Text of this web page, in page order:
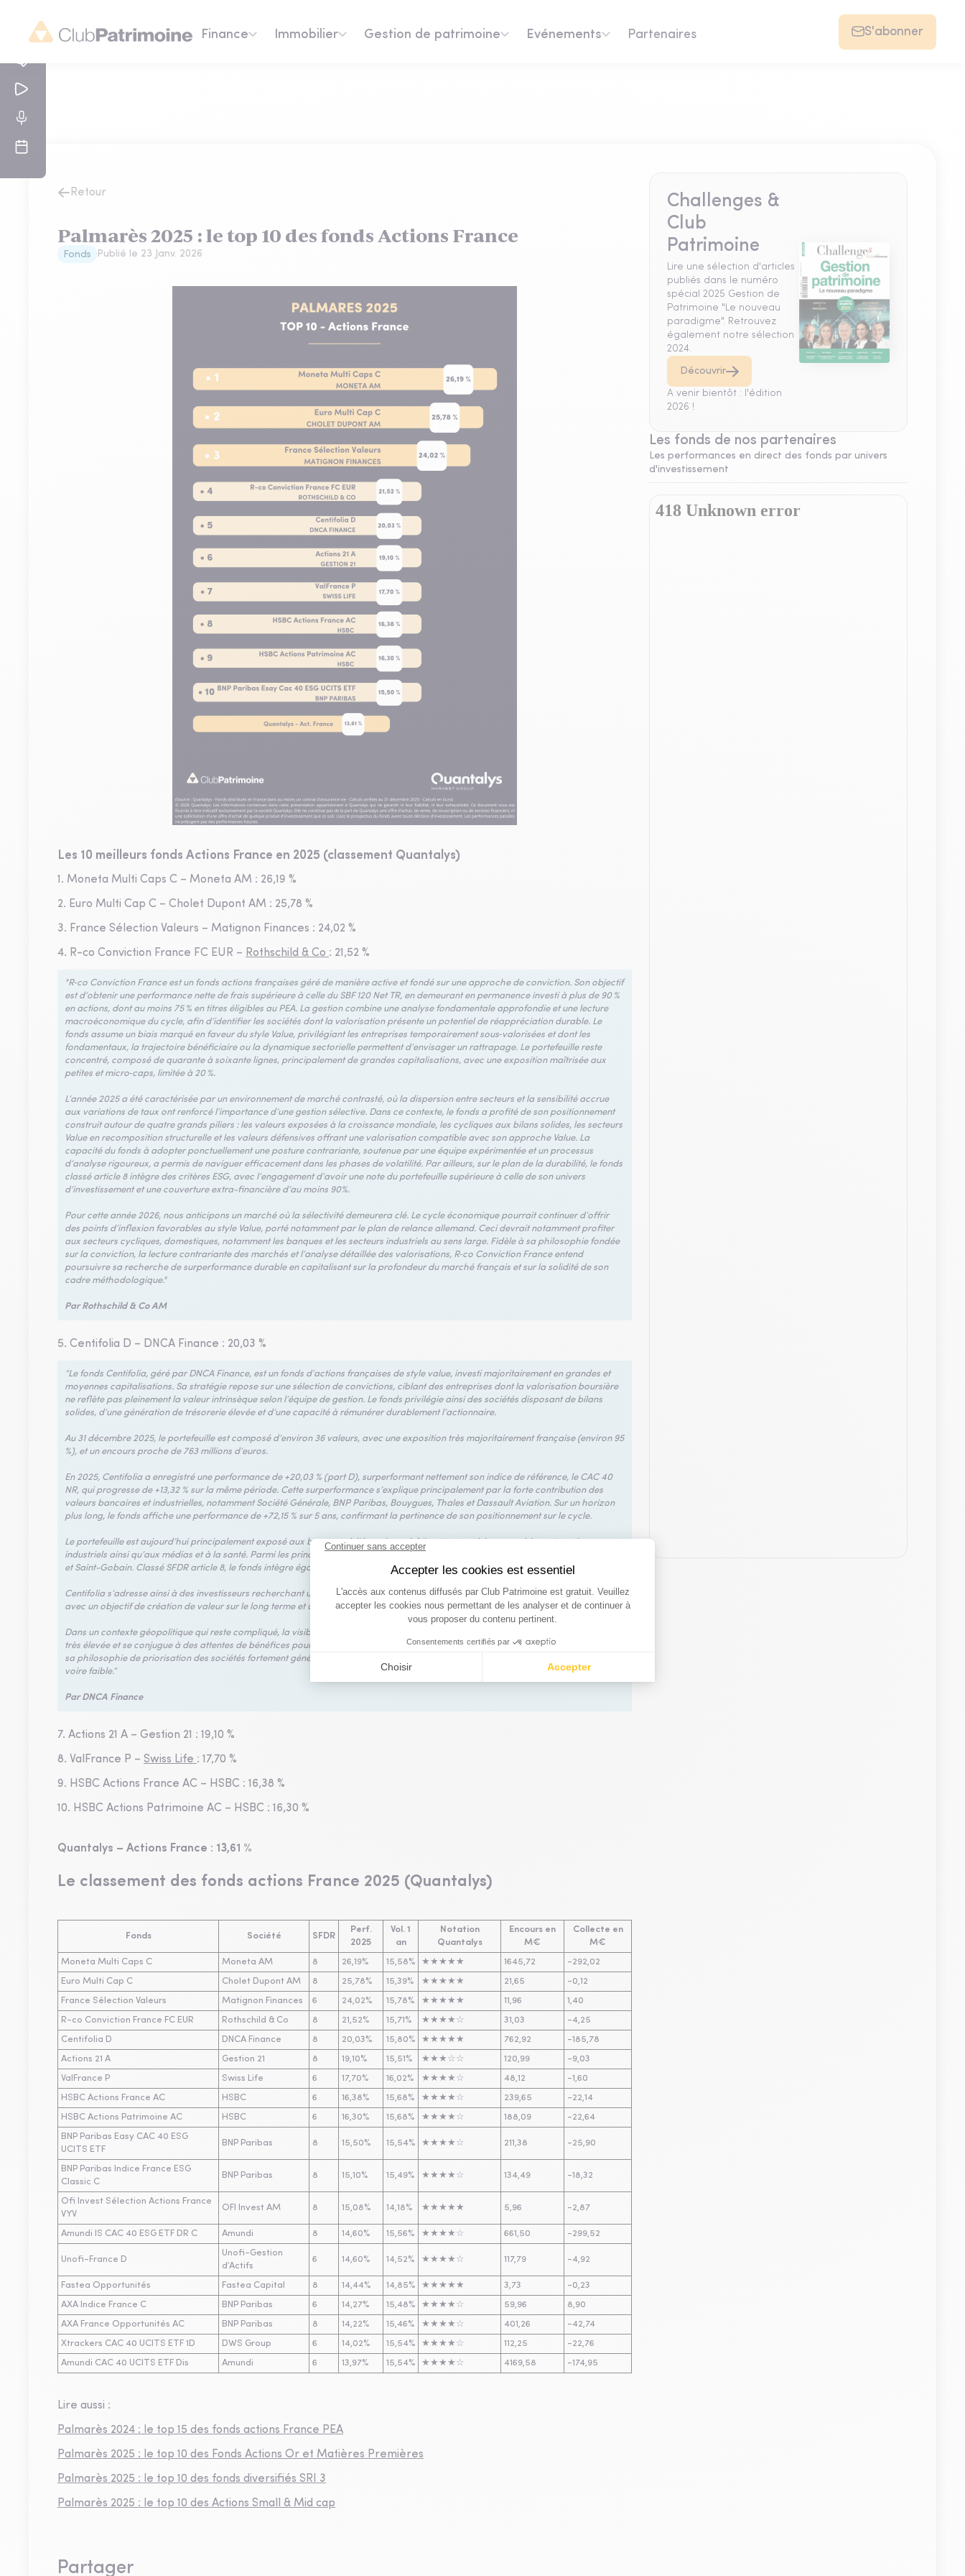
Finance Immobilier Gestion de patrimoine Evénements Partenaires S'abonner
Retour
Palmarès 2025 : le top 10 des fonds Actions France
Fonds Publié le 23 Janv. 2026
Les 10 meilleurs fonds Actions France en 2025 (classement Quantalys)
1. Moneta Multi Caps C – Moneta AM : 26,19 %
2. Euro Multi Cap C – Cholet Dupont AM : 25,78 %
3. France Sélection Valeurs – Matignon Finances : 24,02 %
4. R-co Conviction France FC EUR – Rothschild & Co : 21,52 %
"R‑co Conviction France est un fonds actions françaises géré de manière active et fondé sur une approche de conviction. Son objectif
est d’obtenir une performance nette de frais supérieure à celle du SBF 120 Net TR, en demeurant en permanence investi à plus de 90 %
en actions, dont au moins 75 % en titres éligibles au PEA. La gestion combine une analyse fondamentale approfondie et une lecture
macroéconomique du cycle, afin d’identifier les sociétés dont la valorisation présente un potentiel de réappréciation durable. Le
fonds assume un biais marqué en faveur du style Value, privilégiant les entreprises temporairement sous‑valorisées et dont les
fondamentaux, la trajectoire bénéficiaire ou la dynamique sectorielle permettent d’envisager un rattrapage. Le portefeuille reste
concentré, composé de quarante à soixante lignes, principalement de grandes capitalisations, avec une exposition maîtrisée aux
petites et micro‑caps, limitée à 20 %.
L’année 2025 a été caractérisée par un environnement de marché contrasté, où la dispersion entre secteurs et la sensibilité accrue
aux variations de taux ont renforcé l’importance d’une gestion sélective. Dans ce contexte, le fonds a profité de son positionnement
construit autour de quatre grands piliers : les valeurs exposées à la croissance mondiale, les cycliques aux bilans solides, les secteurs
Value en recomposition structurelle et les valeurs défensives offrant une valorisation compatible avec son approche Value. La
capacité du fonds à adopter ponctuellement une posture contrariante, soutenue par une équipe expérimentée et un processus
d’analyse rigoureux, a permis de naviguer efficacement dans les phases de volatilité. Par ailleurs, sur le plan de la durabilité, le fonds
classé article 8 intègre des critères ESG, avec l’engagement d’avoir une note du portefeuille supérieure à celle de son univers
d’investissement et une couverture extra-financière d’au moins 90%.
Pour cette année 2026, nous anticipons un marché où la sélectivité demeurera clé. Le cycle économique pourrait continuer d’offrir
des points d’inflexion favorables au style Value, porté notamment par le plan de relance allemand. Ceci devrait notamment profiter
aux secteurs cycliques, domestiques, notamment les banques et les secteurs industriels au sens large. Fidèle à sa philosophie fondée
sur la conviction, la lecture contrariante des marchés et l’analyse détaillée des valorisations, R‑co Conviction France entend
poursuivre sa recherche de surperformance durable en capitalisant sur la profondeur du marché français et sur la solidité de son
cadre méthodologique."
Par Rothschild & Co AM
5. Centifolia D – DNCA Finance : 20,03 %
“Le fonds Centifolia, géré par DNCA Finance, est un fonds d’actions françaises de style value, investi majoritairement en grandes et
moyennes capitalisations. Sa stratégie repose sur une sélection de convictions, ciblant des entreprises dont la valorisation boursière
ne reflète pas pleinement la valeur intrinsèque selon l’équipe de gestion. Le fonds privilégie ainsi des sociétés disposant de bilans
solides, d’une génération de trésorerie élevée et d’une capacité à rémunérer durablement l’actionnaire.
Au 31 décembre 2025, le portefeuille est composé d’environ 36 valeurs, avec une exposition très majoritairement française (environ 95
%), et un encours proche de 763 millions d’euros.
En 2025, Centifolia a enregistré une performance de +20,03 % (part D), surperformant nettement son indice de référence, le CAC 40
NR, qui progresse de +13,32 % sur la même période. Cette surperformance s’explique principalement par la forte contribution des
valeurs bancaires et industrielles, notamment Société Générale, BNP Paribas, Bouygues, Thales et Dassault Aviation. Sur un horizon
plus long, le fonds affiche une performance de +72,15 % sur 5 ans, confirmant la pertinence de son positionnement sur le cycle.
Le portefeuille est aujourd’hui principalement exposé aux banques, à l’énergie, au bâtiment et matériaux, aux biens et services
industriels ainsi qu’aux médias et à la santé. Parmi les principales lignes figurent TotalEnergies, BNP Paribas, Sanofi, Société Générale
et Saint-Gobain. Classé SFDR article 8, le fonds intègre également des critères extra-financiers dans son processus de gestion.
Centifolia s’adresse ainsi à des investisseurs recherchant une exposition aux actions françaises, via une gestion active et disciplinée,
avec un objectif de création de valeur sur le long terme et une capacité démontrée à surperformer son indice de référence.
Dans un contexte géopolitique qui reste compliqué, la visibilité pour 2026 est faible. La valorisation des marchés reste historiquement
très élevée et se conjugue à des attentes de bénéfices pour 2026 optimistes. Dans cet environnement, Centifolia aborde 2026 fidèle à
sa philosophie de priorisation des sociétés fortement génératrices de cash avec un bilan sain et dont la valorisation est raisonnable
voire faible.”
Par DNCA Finance
7. Actions 21 A – Gestion 21 : 19,10 %
8. ValFrance P – Swiss Life : 17,70 %
9. HSBC Actions France AC – HSBC : 16,38 %
10. HSBC Actions Patrimoine AC – HSBC : 16,30 %
Quantalys – Actions France : 13,61 %
Le classement des fonds actions France 2025 (Quantalys)
Fonds Société SFDR
Perf.
2025
Vol. 1
an
Notation
Quantalys
Encours en
M€
Collecte en
M€
Moneta Multi Caps C Moneta AM 8 26,19% 15,58% ★★★★★ 1645,72 -292,02
Euro Multi Cap C Cholet Dupont AM 8 25,78% 15,39% ★★★★★ 21,65 -0,12
France Sélection Valeurs Matignon Finances 6 24,02% 15,78% ★★★★★ 11,96 1,40
R-co Conviction France FC EUR Rothschild & Co 8 21,52% 15,71% ★★★★☆ 31,03 -4,25
Centifolia D DNCA Finance 8 20,03% 15,80% ★★★★★ 762,92 -185,78
Actions 21 A Gestion 21 8 19,10% 15,51% ★★★☆☆ 120,99 -9,03
ValFrance P Swiss Life 6 17,70% 16,02% ★★★★☆ 48,12 -1,60
HSBC Actions France AC HSBC 6 16,38% 15,68% ★★★★☆ 239,65 -22,14
HSBC Actions Patrimoine AC HSBC 6 16,30% 15,68% ★★★★☆ 188,09 -22,64
BNP Paribas Easy CAC 40 ESG
UCITS ETF
BNP Paribas 8 15,50% 15,54% ★★★★☆ 211,38 -25,90
BNP Paribas Indice France ESG
Classic C
BNP Paribas 8 15,10% 15,49% ★★★★☆ 134,49 -18,32
Ofi Invest Sélection Actions France
VYV
OFI Invest AM 8 15,08% 14,18% ★★★★★ 5,96 -2,87
Amundi IS CAC 40 ESG ETF DR C Amundi 8 14,60% 15,56% ★★★★☆ 661,50 -299,52
Unofi-France D
Unofi-Gestion
d’Actifs
6 14,60% 14,52% ★★★★☆ 117,79 -4,92
Fastea Opportunités Fastea Capital 8 14,44% 14,85% ★★★★★ 3,73 -0,23
AXA Indice France C BNP Paribas 6 14,27% 15,48% ★★★★☆ 59,96 8,90
AXA France Opportunités AC BNP Paribas 8 14,22% 15,46% ★★★★☆ 401,26 -42,74
Xtrackers CAC 40 UCITS ETF 1D DWS Group 6 14,02% 15,54% ★★★★☆ 112,25 -22,76
Amundi CAC 40 UCITS ETF Dis Amundi 6 13,97% 15,54% ★★★★☆ 4169,58 -174,95
Lire aussi :
Palmarès 2024 : le top 15 des fonds actions France PEA
Palmarès 2025 : le top 10 des Fonds Actions Or et Matières Premières
Palmarès 2025 : le top 10 des fonds diversifiés SRI 3
Palmarès 2025 : le top 10 des Actions Small & Mid cap
Partager
Challenges &
Club
Patrimoine
Lire une sélection d'articles
publiés dans le numéro
spécial 2025 Gestion de
Patrimoine "Le nouveau
paradigme". Retrouvez
également notre sélection
2024.
Découvrir
A venir bientôt : l'édition
2026 !
Les fonds de nos partenaires
Les performances en direct des fonds par univers
d'investissement